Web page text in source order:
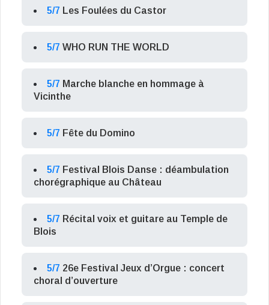
5/7 Les Foulées du Castor
5/7 WHO RUN THE WORLD
5/7 Marche blanche en hommage à
Vicinthe
5/7 Fête du Domino
5/7 Festival Blois Danse : déambulation
chorégraphique au Château
5/7 Récital voix et guitare au Temple de
Blois
5/7 26e Festival Jeux d’Orgue : concert
choral d’ouverture